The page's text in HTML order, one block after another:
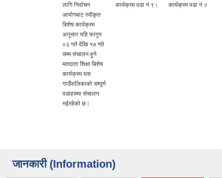
लागि निर्वाचन
आयोगबाट स्वीकृत
बिशेष कार्यक्रम
अनुसार यहि फागुन
०३ गते देखि १७ गते
सम्म संचालन हुने
मतदाता शिक्षा बिशेष
कार्यक्रम यस
गाउँपालिकाको सम्पूर्ण
वडाहरुमा संचालन
भईरहेको छ।
कार्यक्रम वडा नं ९।
कार्यक्रम वडा नं ७
जानकारी (Information)